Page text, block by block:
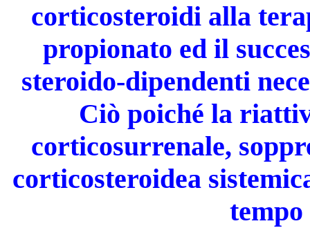
corticosteroidi alla
propionato ed il
steroido-dipendenti
Ciò poiché la
corticosurrenale,
corticosteroidea